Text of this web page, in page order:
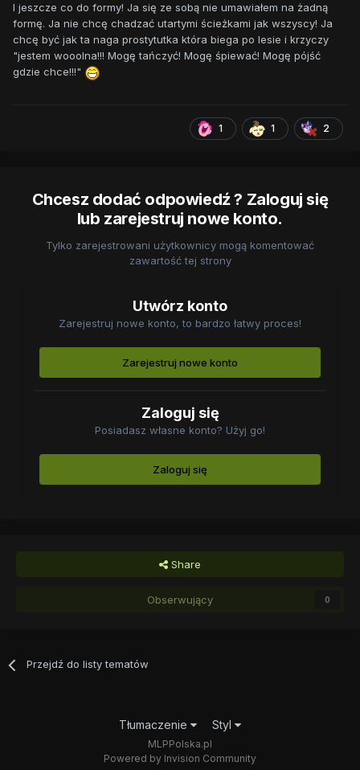
I jeszcze co do formy! Ja się ze sobą nie umawiałem na żadną
formę. Ja nie chcę chadzać utartymi ścieżkami jak wszyscy! Ja
chcę być jak ta naga prostytutka która biega po lesie i krzyczy
"jestem wooolna!!! Mogę tańczyć! Mogę śpiewać! Mogę pójść
gdzie chce!!!"
1 1 2
Chcesz dodać odpowiedź ? Zaloguj się
lub zarejestruj nowe konto.
Tylko zarejestrowani użytkownicy mogą komentować
zawartość tej strony
Utwórz konto
Zarejestruj nowe konto, to bardzo łatwy proces!
Zarejestruj nowe konto
Zaloguj się
Posiadasz własne konto? Użyj go!
Zaloguj się
Share
Obserwujący 0
Przejdź do listy tematów
Tłumaczenie Styl
MLPPolska.pl
Powered by Invision Community